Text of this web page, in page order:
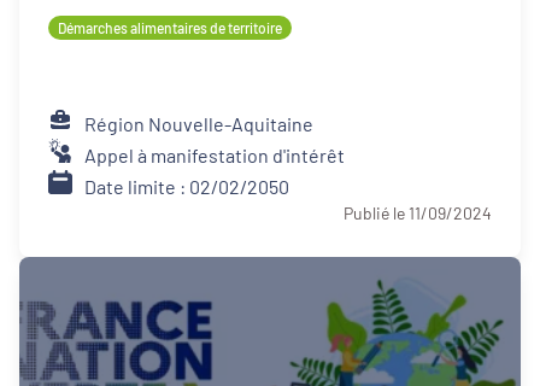
Démarches alimentaires de territoire
Région Nouvelle-Aquitaine
Appel à manifestation d'intérêt
Date limite : 02/02/2050
Publié le 11/09/2024